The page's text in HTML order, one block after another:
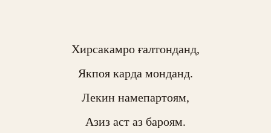
Хирсакамро ғалтонданд,
Якпоя карда монданд.
Лекин намепартоям,
Азиз аст аз бароям.